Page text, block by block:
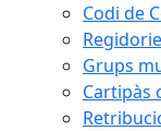
Codi de
Grups
Cartipàs